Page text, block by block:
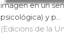
imagen en un
psicológica) y p...
(Edicions de la